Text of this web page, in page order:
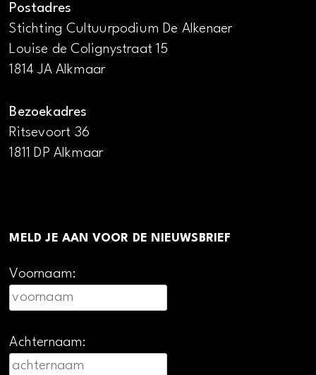
Postadres
Stichting Cultuurpodium De Alkenaer
Louise de Colignystraat 15
1814 JA Alkmaar
Bezoekadres
Ritsevoort 36
1811 DP Alkmaar
MELD JE AAN VOOR DE NIEUWSBRIEF
Voornaam:
Achternaam: